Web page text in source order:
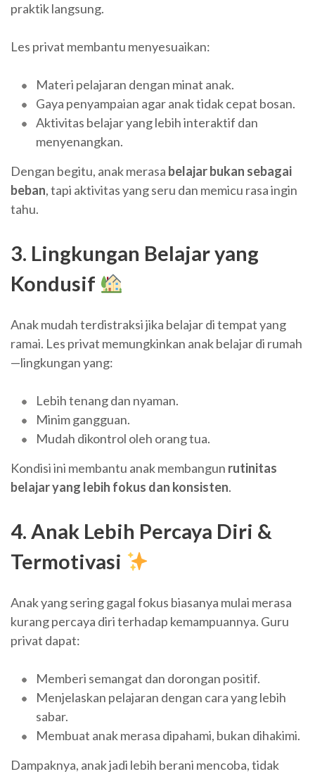
praktik langsung.
Les privat membantu menyesuaikan:
Materi pelajaran dengan minat anak.
Gaya penyampaian agar anak tidak cepat bosan.
Aktivitas belajar yang lebih interaktif dan
menyenangkan.
Dengan begitu, anak merasa belajar bukan sebagai
beban, tapi aktivitas yang seru dan memicu rasa ingin
tahu.
3. Lingkungan Belajar yang
Kondusif
Anak mudah terdistraksi jika belajar di tempat yang
ramai. Les privat memungkinkan anak belajar di rumah
—lingkungan yang:
Lebih tenang dan nyaman.
Minim gangguan.
Mudah dikontrol oleh orang tua.
Kondisi ini membantu anak membangun rutinitas
belajar yang lebih fokus dan konsisten.
4. Anak Lebih Percaya Diri &
Termotivasi
Anak yang sering gagal fokus biasanya mulai merasa
kurang percaya diri terhadap kemampuannya. Guru
privat dapat:
Memberi semangat dan dorongan positif.
Menjelaskan pelajaran dengan cara yang lebih
sabar.
Membuat anak merasa dipahami, bukan dihakimi.
Dampaknya, anak jadi lebih berani mencoba, tidak